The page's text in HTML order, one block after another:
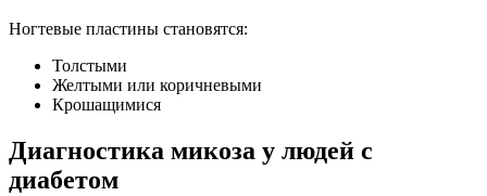
Ногтевые пластины становятся:
Толстыми
Желтыми или коричневыми
Крошащимися
Диагностика микоза у людей с
диабетом